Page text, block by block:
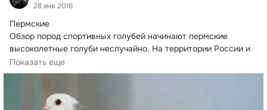
28 янв 2016
Пермские
Обзор пород спортивных голубей начинают пермские
высоколетные голуби неслучайно. На территории России и
Казахстана это одна...
Показать еще